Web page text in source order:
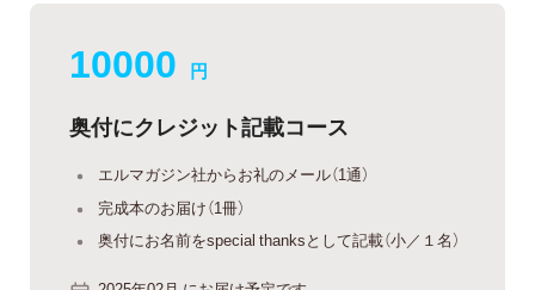
10000 円
奥付にクレジット記載コース
エルマガジン社からお礼のメール（1通）
完成本のお届け（1冊）
奥付にお名前をspecial thanksとして記載（小／１名）